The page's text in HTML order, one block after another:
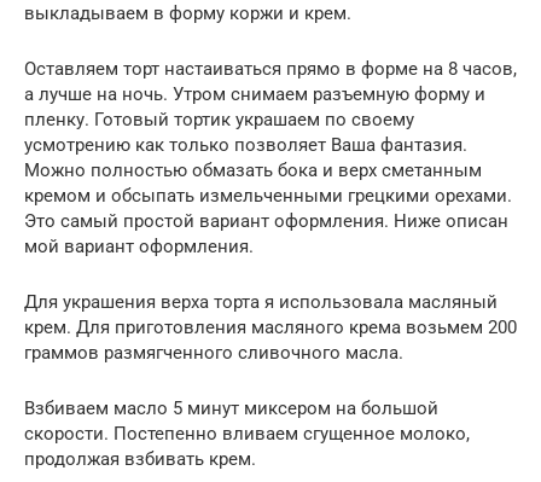
выкладываем в форму коржи и крем.
Оставляем торт настаиваться прямо в форме на 8 часов,
а лучше на ночь. Утром снимаем разъемную форму и
пленку. Готовый тортик украшаем по своему
усмотрению как только позволяет Ваша фантазия.
Можно полностью обмазать бока и верх сметанным
кремом и обсыпать измельченными грецкими орехами.
Это самый простой вариант оформления. Ниже описан
мой вариант оформления.
Для украшения верха торта я использовала масляный
крем. Для приготовления масляного крема возьмем 200
граммов размягченного сливочного масла.
Взбиваем масло 5 минут миксером на большой
скорости. Постепенно вливаем сгущенное молоко,
продолжая взбивать крем.